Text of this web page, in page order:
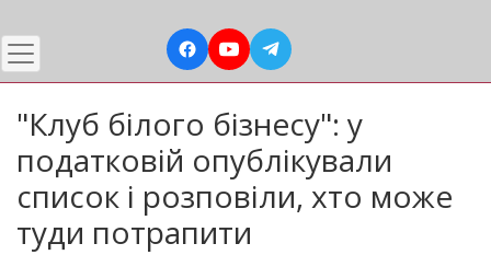
"Клуб білого бізнесу": у
податковій опублікували
список і розповіли, хто може
туди потрапити